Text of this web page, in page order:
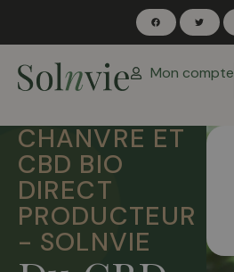
Mon compte
CHANVRE ET
CBD BIO
DIRECT
PRODUCTEUR
- SOLNVIE